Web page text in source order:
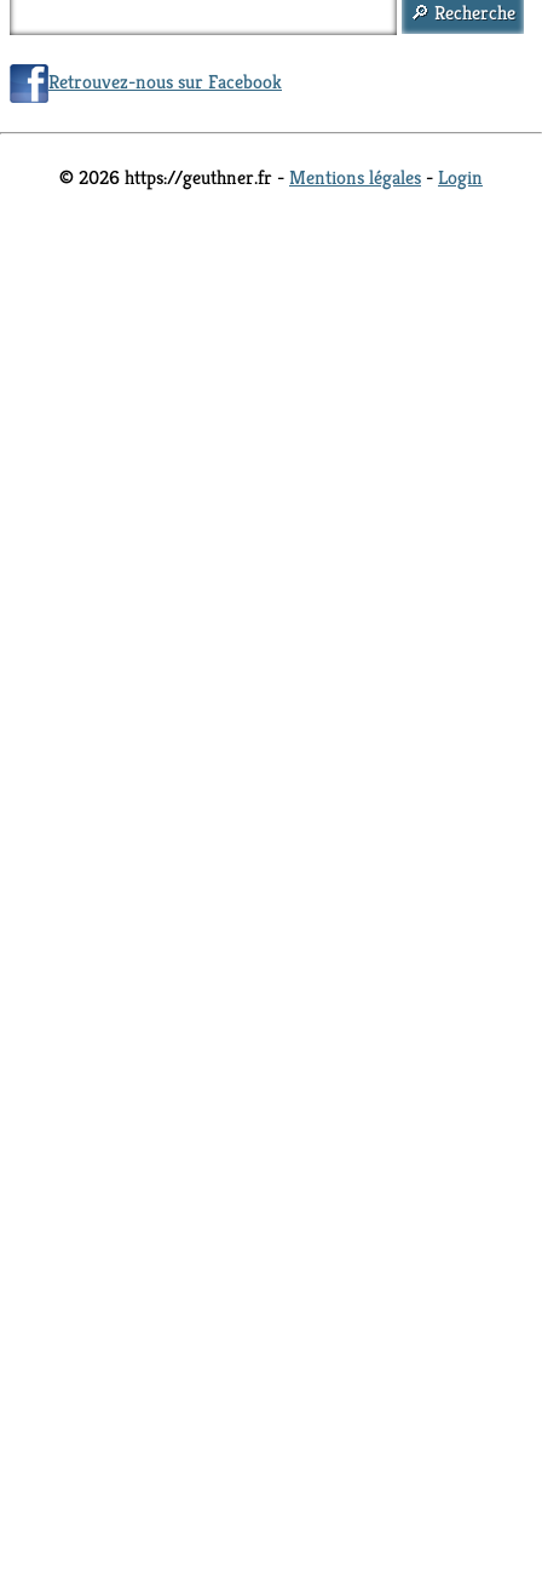
Retrouvez-nous sur Facebook
© 2026 https://geuthner.fr -Mentions légales -Login